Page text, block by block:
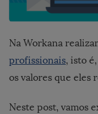
Na Workana
profissionais, isto
os valores que eles
Neste post, vamos